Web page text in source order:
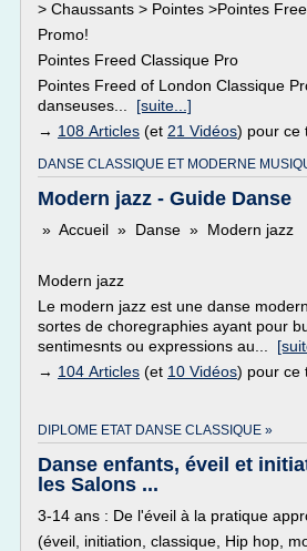
> Chaussants > Pointes >Pointes
Promo!
Pointes Freed Classique Pro
Pointes Freed of London Classique
danseuses... [suite...]
→ 108 Articles (et 21 Vidéos) pour ce
DANSE CLASSIQUE ET MODERNE
Modern jazz - Guide Danse
» Accueil » Danse » Modern jazz
Modern jazz
Le modern jazz est une danse
sortes de choregraphies ayant pour
sentimesnts ou expressions au...
→ 104 Articles (et 10 Vidéos) pour ce
DIPLOME ETAT DANSE CLASSIQUE »
Danse enfants, éveil et
les Salons ...
3-14 ans : De l'éveil à la pratique
(éveil, initiation, classique, Hip hop,